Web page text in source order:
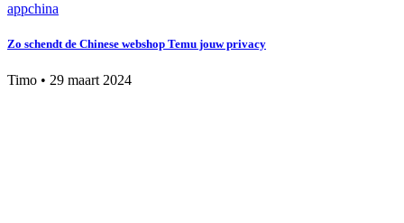
appchina
Zo schendt de Chinese webshop Temu jouw privacy
Timo • 29 maart 2024